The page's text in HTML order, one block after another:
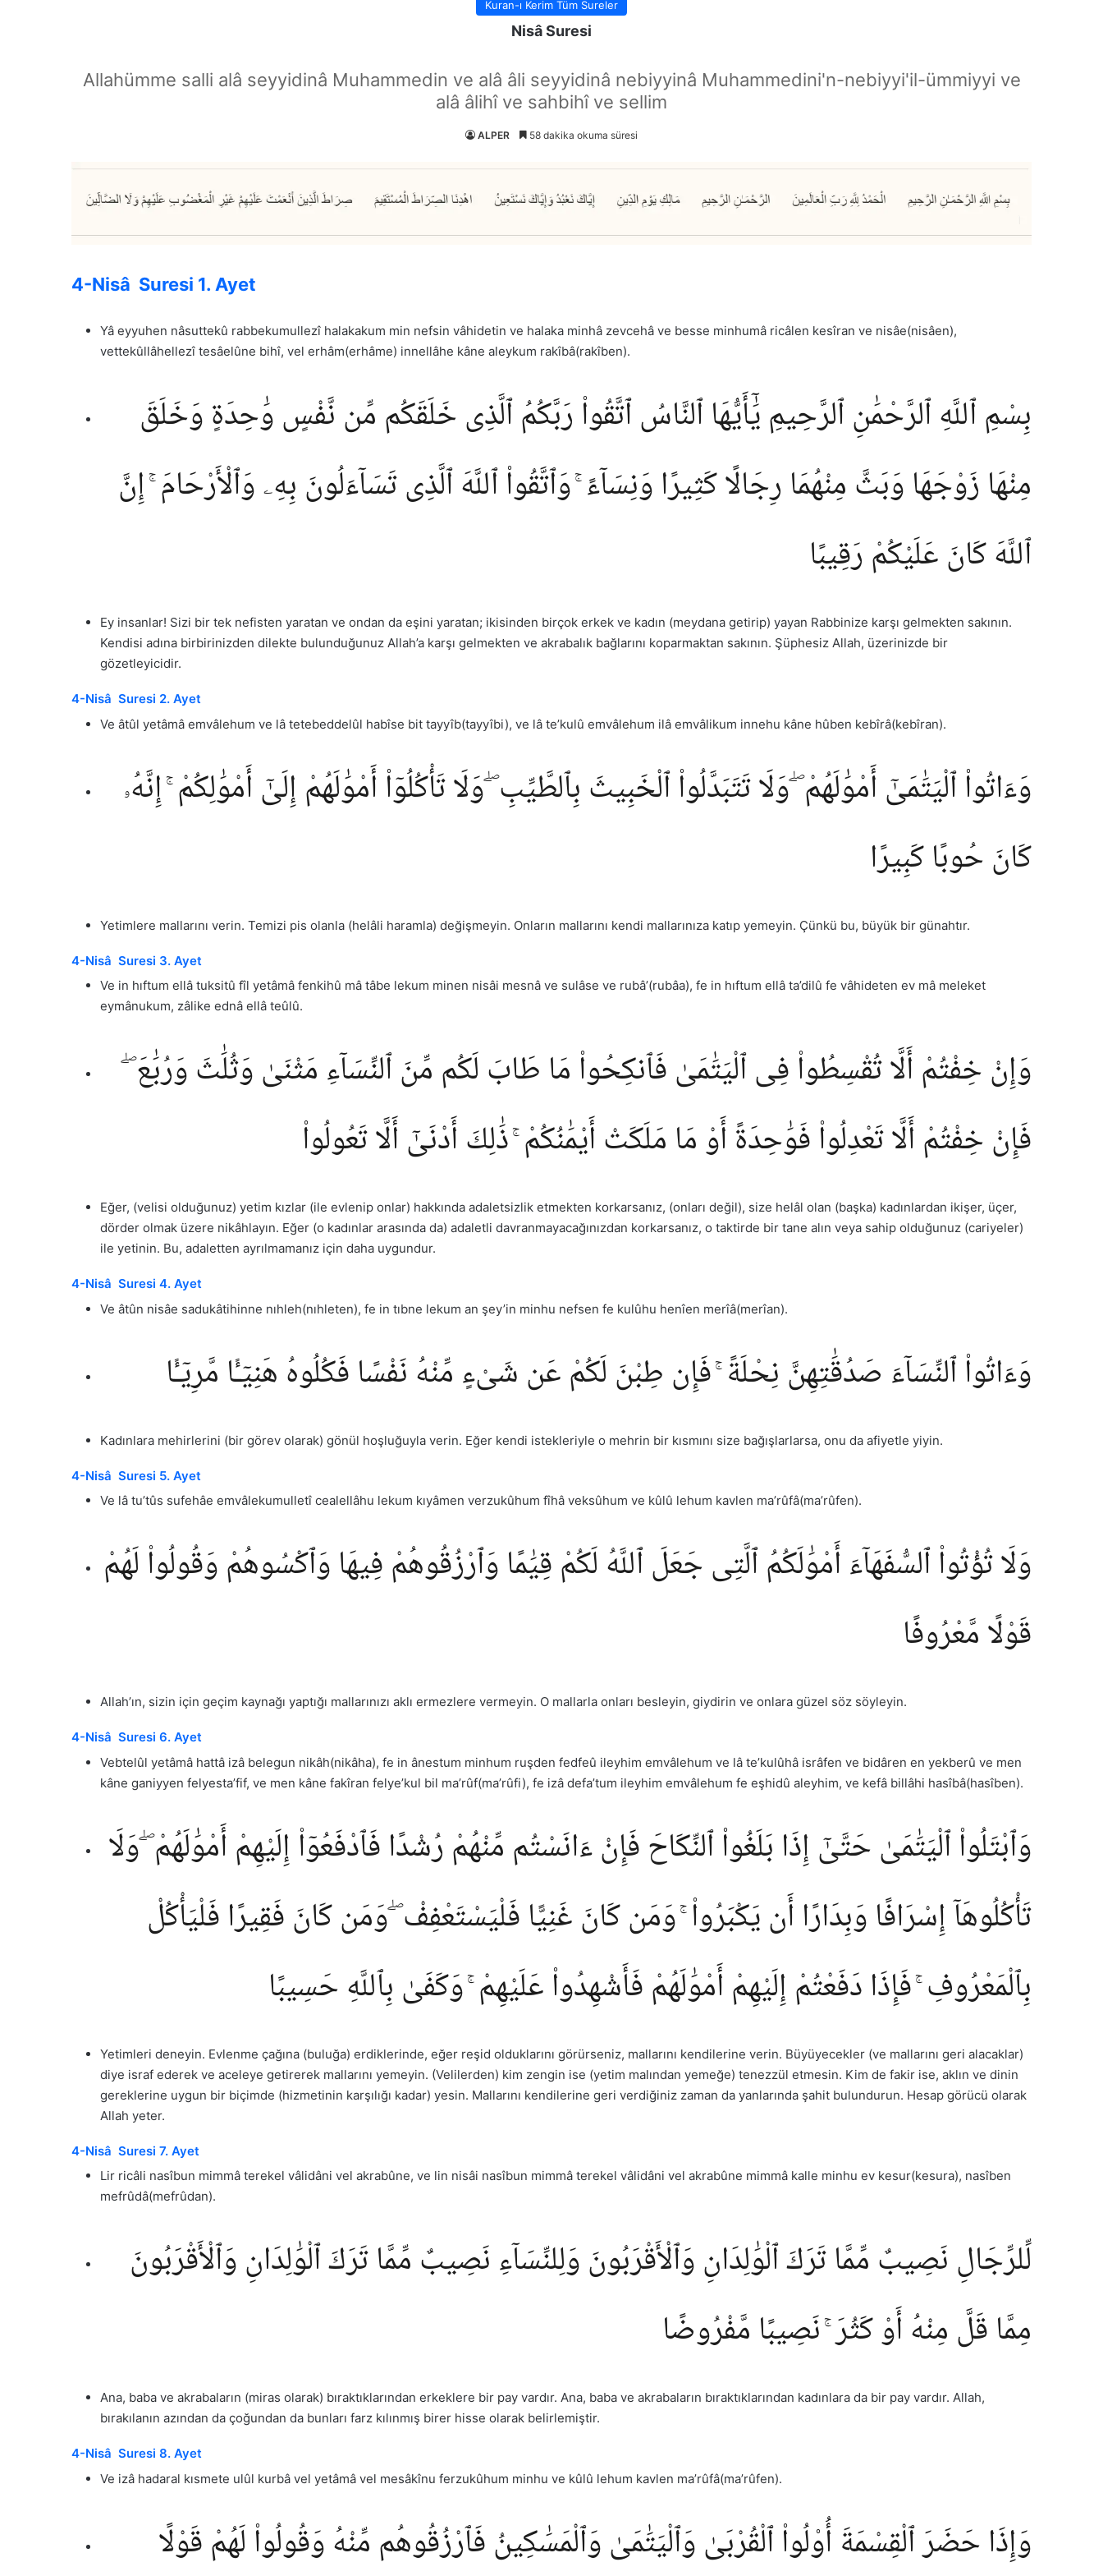
Kuran-ı Kerim Tüm Sureler
Nisâ Suresi
Allahümme salli alâ seyyidinâ Muhammedin ve alâ âli seyyidinâ nebiyyinâ Muhammedini'n-nebiyyi'il-ümmiyyi ve
alâ âlihî ve sahbihî ve sellim
ALPER 58 dakika okuma süresi
4-Nisâ Suresi 1. Ayet
Yâ eyyuhen nâsuttekû rabbekumullezî halakakum min nefsin vâhidetin ve halaka minhâ zevcehâ ve besse minhumâ ricâlen kesîran ve nisâe(nisâen),
vettekûllâhellezî tesâelûne bihî, vel erhâm(erhâme) innellâhe kâne aleykum rakîbâ(rakîben).
بِسْمِ ٱللَّهِ ٱلرَّحْمَٰنِ ٱلرَّحِيمِ يَٰٓأَيُّهَا ٱلنَّاسُ ٱتَّقُوا۟ رَبَّكُمُ ٱلَّذِى خَلَقَكُم مِّن نَّفْسٍ وَٰحِدَةٍ وَخَلَقَ
مِنْهَا زَوْجَهَا وَبَثَّ مِنْهُمَا رِجَالًا كَثِيرًا وَنِسَآءً ۚ وَٱتَّقُوا۟ ٱللَّهَ ٱلَّذِى تَسَآءَلُونَ بِهِۦ وَٱلْأَرْحَامَ ۚ إِنَّ
ٱللَّهَ كَانَ عَلَيْكُمْ رَقِيبًا
Ey insanlar! Sizi bir tek nefisten yaratan ve ondan da eşini yaratan; ikisinden birçok erkek ve kadın (meydana getirip) yayan Rabbinize karşı gelmekten sakının.
Kendisi adına birbirinizden dilekte bulunduğunuz Allah’a karşı gelmekten ve akrabalık bağlarını koparmaktan sakının. Şüphesiz Allah, üzerinizde bir
gözetleyicidir.
4-Nisâ Suresi 2. Ayet
Ve âtûl yetâmâ emvâlehum ve lâ tetebeddelûl habîse bit tayyîb(tayyîbi), ve lâ te’kulû emvâlehum ilâ emvâlikum innehu kâne hûben kebîrâ(kebîran).
وَءَاتُوا۟ ٱلْيَتَٰمَىٰٓ أَمْوَٰلَهُمْ ۖ وَلَا تَتَبَدَّلُوا۟ ٱلْخَبِيثَ بِٱلطَّيِّبِ ۖ وَلَا تَأْكُلُوٓا۟ أَمْوَٰلَهُمْ إِلَىٰٓ أَمْوَٰلِكُمْ ۚ إِنَّهُۥ
كَانَ حُوبًا كَبِيرًا
Yetimlere mallarını verin. Temizi pis olanla (helâli haramla) değişmeyin. Onların mallarını kendi mallarınıza katıp yemeyin. Çünkü bu, büyük bir günahtır.
4-Nisâ Suresi 3. Ayet
Ve in hıftum ellâ tuksitû fîl yetâmâ fenkihû mâ tâbe lekum minen nisâi mesnâ ve sulâse ve rubâ’(rubâa), fe in hıftum ellâ ta’dilû fe vâhideten ev mâ meleket
eymânukum, zâlike ednâ ellâ teûlû.
وَإِنْ خِفْتُمْ أَلَّا تُقْسِطُوا۟ فِى ٱلْيَتَٰمَىٰ فَٱنكِحُوا۟ مَا طَابَ لَكُم مِّنَ ٱلنِّسَآءِ مَثْنَىٰ وَثُلَٰثَ وَرُبَٰعَ ۖ
فَإِنْ خِفْتُمْ أَلَّا تَعْدِلُوا۟ فَوَٰحِدَةً أَوْ مَا مَلَكَتْ أَيْمَٰنُكُمْ ۚ ذَٰلِكَ أَدْنَىٰٓ أَلَّا تَعُولُوا۟
Eğer, (velisi olduğunuz) yetim kızlar (ile evlenip onlar) hakkında adaletsizlik etmekten korkarsanız, (onları değil), size helâl olan (başka) kadınlardan ikişer, üçer,
dörder olmak üzere nikâhlayın. Eğer (o kadınlar arasında da) adaletli davranmayacağınızdan korkarsanız, o taktirde bir tane alın veya sahip olduğunuz (cariyeler)
ile yetinin. Bu, adaletten ayrılmamanız için daha uygundur.
4-Nisâ Suresi 4. Ayet
Ve âtûn nisâe sadukâtihinne nıhleh(nıhleten), fe in tıbne lekum an şey’in minhu nefsen fe kulûhu henîen merîâ(merîan).
وَءَاتُوا۟ ٱلنِّسَآءَ صَدُقَٰتِهِنَّ نِحْلَةً ۚ فَإِن طِبْنَ لَكُمْ عَن شَىْءٍ مِّنْهُ نَفْسًا فَكُلُوهُ هَنِيٓـًٔا مَّرِيٓـًٔا
Kadınlara mehirlerini (bir görev olarak) gönül hoşluğuyla verin. Eğer kendi istekleriyle o mehrin bir kısmını size bağışlarlarsa, onu da afiyetle yiyin.
4-Nisâ Suresi 5. Ayet
Ve lâ tu’tûs sufehâe emvâlekumulletî cealellâhu lekum kıyâmen verzukûhum fîhâ veksûhum ve kûlû lehum kavlen ma’rûfâ(ma’rûfen).
وَلَا تُؤْتُوا۟ ٱلسُّفَهَآءَ أَمْوَٰلَكُمُ ٱلَّتِى جَعَلَ ٱللَّهُ لَكُمْ قِيَٰمًا وَٱرْزُقُوهُمْ فِيهَا وَٱكْسُوهُمْ وَقُولُوا۟ لَهُمْ
قَوْلًا مَّعْرُوفًا
Allah’ın, sizin için geçim kaynağı yaptığı mallarınızı aklı ermezlere vermeyin. O mallarla onları besleyin, giydirin ve onlara güzel söz söyleyin.
4-Nisâ Suresi 6. Ayet
Vebtelûl yetâmâ hattâ izâ belegun nikâh(nikâha), fe in ânestum minhum ruşden fedfeû ileyhim emvâlehum ve lâ te’kulûhâ isrâfen ve bidâren en yekberû ve men
kâne ganiyyen felyesta’fif, ve men kâne fakîran felye’kul bil ma’rûf(ma’rûfi), fe izâ defa’tum ileyhim emvâlehum fe eşhidû aleyhim, ve kefâ billâhi hasîbâ(hasîben).
وَٱبْتَلُوا۟ ٱلْيَتَٰمَىٰ حَتَّىٰٓ إِذَا بَلَغُوا۟ ٱلنِّكَاحَ فَإِنْ ءَانَسْتُم مِّنْهُمْ رُشْدًا فَٱدْفَعُوٓا۟ إِلَيْهِمْ أَمْوَٰلَهُمْ ۖ وَلَا
تَأْكُلُوهَآ إِسْرَافًا وَبِدَارًا أَن يَكْبَرُوا۟ ۚ وَمَن كَانَ غَنِيًّا فَلْيَسْتَعْفِفْ ۖ وَمَن كَانَ فَقِيرًا فَلْيَأْكُلْ
بِٱلْمَعْرُوفِ ۚ فَإِذَا دَفَعْتُمْ إِلَيْهِمْ أَمْوَٰلَهُمْ فَأَشْهِدُوا۟ عَلَيْهِمْ ۚ وَكَفَىٰ بِٱللَّهِ حَسِيبًا
Yetimleri deneyin. Evlenme çağına (buluğa) erdiklerinde, eğer reşid olduklarını görürseniz, mallarını kendilerine verin. Büyüyecekler (ve mallarını geri alacaklar)
diye israf ederek ve aceleye getirerek mallarını yemeyin. (Velilerden) kim zengin ise (yetim malından yemeğe) tenezzül etmesin. Kim de fakir ise, aklın ve dinin
gereklerine uygun bir biçimde (hizmetinin karşılığı kadar) yesin. Mallarını kendilerine geri verdiğiniz zaman da yanlarında şahit bulundurun. Hesap görücü olarak
Allah yeter.
4-Nisâ Suresi 7. Ayet
Lir ricâli nasîbun mimmâ terekel vâlidâni vel akrabûne, ve lin nisâi nasîbun mimmâ terekel vâlidâni vel akrabûne mimmâ kalle minhu ev kesur(kesura), nasîben
mefrûdâ(mefrûdan).
لِّلرِّجَالِ نَصِيبٌ مِّمَّا تَرَكَ ٱلْوَٰلِدَانِ وَٱلْأَقْرَبُونَ وَلِلنِّسَآءِ نَصِيبٌ مِّمَّا تَرَكَ ٱلْوَٰلِدَانِ وَٱلْأَقْرَبُونَ
مِمَّا قَلَّ مِنْهُ أَوْ كَثُرَ ۚ نَصِيبًا مَّفْرُوضًا
Ana, baba ve akrabaların (miras olarak) bıraktıklarından erkeklere bir pay vardır. Ana, baba ve akrabaların bıraktıklarından kadınlara da bir pay vardır. Allah,
bırakılanın azından da çoğundan da bunları farz kılınmış birer hisse olarak belirlemiştir.
4-Nisâ Suresi 8. Ayet
Ve izâ hadaral kısmete ulûl kurbâ vel yetâmâ vel mesâkînu ferzukûhum minhu ve kûlû lehum kavlen ma’rûfâ(ma’rûfen).
وَإِذَا حَضَرَ ٱلْقِسْمَةَ أُو۟لُوا۟ ٱلْقُرْبَىٰ وَٱلْيَتَٰمَىٰ وَٱلْمَسَٰكِينُ فَٱرْزُقُوهُم مِّنْهُ وَقُولُوا۟ لَهُمْ قَوْلًا